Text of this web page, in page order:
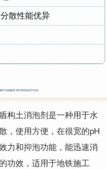
散性能优异
INTRODUCTION
土消泡剂是一种用于水
，使用方便，在很宽的pH
力和抑泡功能，能迅速消
功效，适用于地铁施工